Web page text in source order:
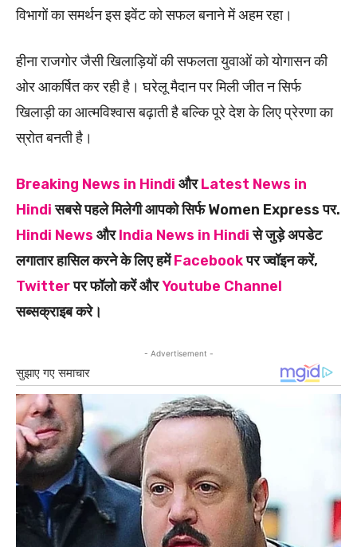
विभागों का समर्थन इस इवेंट को सफल बनाने में अहम रहा।
हीना राजगोर जैसी खिलाड़ियों की सफलता युवाओं को योगासन की
ओर आकर्षित कर रही है। घरेलू मैदान पर मिली जीत न सिर्फ
खिलाड़ी का आत्मविश्वास बढ़ाती है बल्कि पूरे देश के लिए प्रेरणा का
स्रोत बनती है।
Breaking News in Hindi औरLatest News in
Hindiसबसे पहले मिलेगी आपको सिर्फ Women Express पर.
Hindi News औरIndia News in Hindiसे जुड़े अपडेट
लगातार हासिल करने के लिए हमेंFacebookपर ज्वॉइन करें,
Twitterपर फॉलो करें औरYoutube Channel
सब्सक्राइब करे।
- Advertisement -